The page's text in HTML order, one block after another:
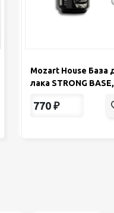
Mozart House База
лака STRONG
770 ₽